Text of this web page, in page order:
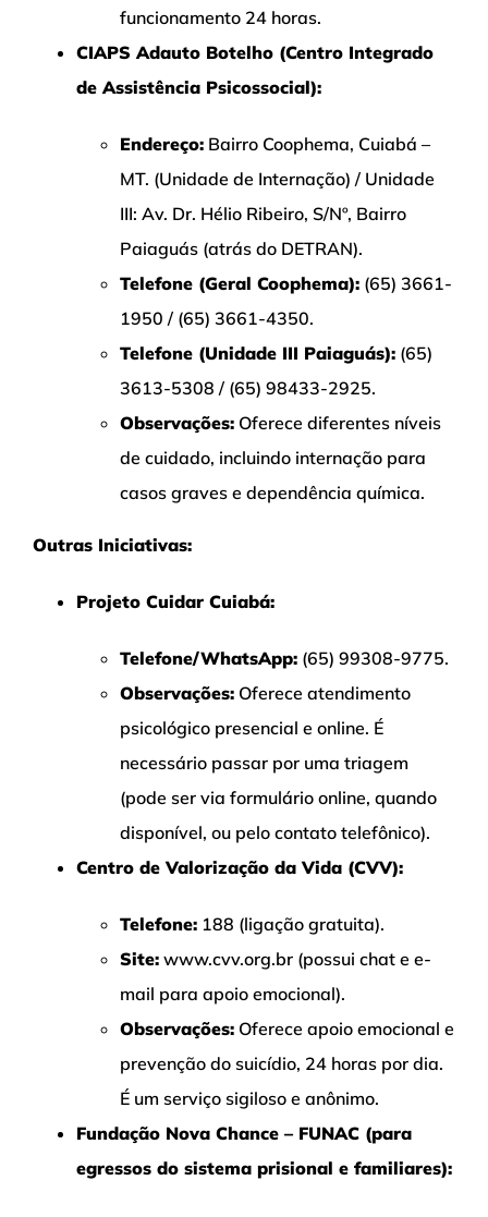
funcionamento 24 horas.
CIAPS Adauto Botelho (Centro Integrado
de Assistência Psicossocial):
Endereço: Bairro Coophema, Cuiabá –
MT. (Unidade de Internação) / Unidade
III: Av. Dr. Hélio Ribeiro, S/Nº, Bairro
Paiaguás (atrás do DETRAN).
Telefone (Geral Coophema): (65) 3661-
1950 / (65) 3661-4350.
Telefone (Unidade III Paiaguás): (65)
3613-5308 / (65) 98433-2925.
Observações: Oferece diferentes níveis
de cuidado, incluindo internação para
casos graves e dependência química.
Outras Iniciativas:
Projeto Cuidar Cuiabá:
Telefone/WhatsApp: (65) 99308-9775.
Observações: Oferece atendimento
psicológico presencial e online. É
necessário passar por uma triagem
(pode ser via formulário online, quando
disponível, ou pelo contato telefônico).
Centro de Valorização da Vida (CVV):
Telefone: 188 (ligação gratuita).
Site: www.cvv.org.br (possui chat e e-
mail para apoio emocional).
Observações: Oferece apoio emocional e
prevenção do suicídio, 24 horas por dia.
É um serviço sigiloso e anônimo.
Fundação Nova Chance – FUNAC (para
egressos do sistema prisional e familiares):